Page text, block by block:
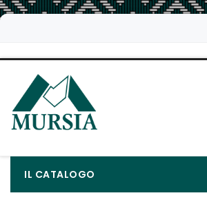
IL CATALOGO